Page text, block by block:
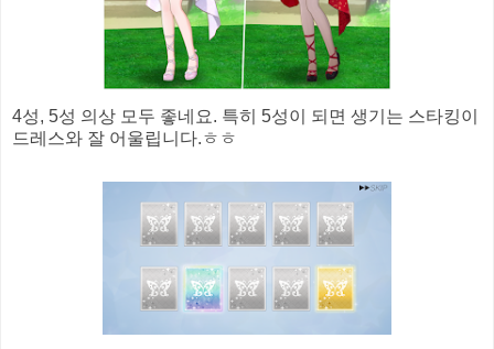
4성, 5성 의상 모두 좋네요. 특히 5성이 되면 생기는 스타킹이
드레스와 잘 어울립니다.ㅎㅎ